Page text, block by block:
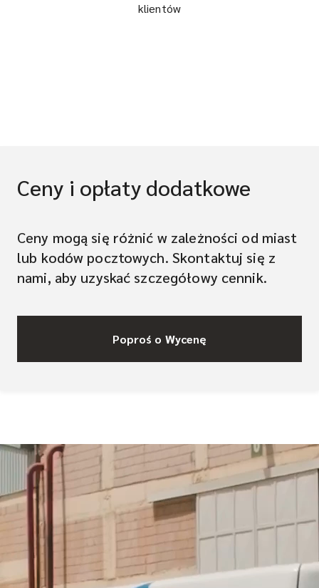
klientów
Ceny i opłaty dodatkowe
Ceny mogą się różnić w zależności od miast
lub kodów pocztowych. Skontaktuj się z
nami, aby uzyskać szczegółowy cennik.
Poproś o Wycenę